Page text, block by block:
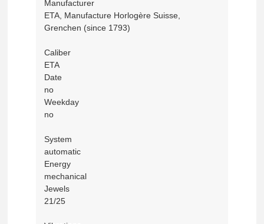
Manufacturer
ETA, Manufacture Horlogère Suisse,
Grenchen (since 1793)
Caliber
ETA
Date
no
Weekday
no
System
automatic
Energy
mechanical
Jewels
21/25